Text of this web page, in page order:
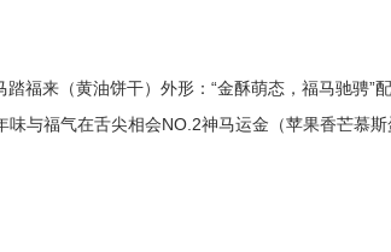
福来（黄油饼干）外形：“金酥萌态，福马驰骋”配
与福气在舌尖相会NO.2神马运金（苹果香芒慕